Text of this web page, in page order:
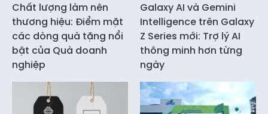
Chất lượng làm nên
thương hiệu: Điểm mặt
các dòng quà tặng nổi
bật của Quà doanh
nghiệp
Galaxy AI và Gemini
Intelligence trên Galaxy
Z Series mới: Trợ lý AI
thông minh hơn từng
ngày